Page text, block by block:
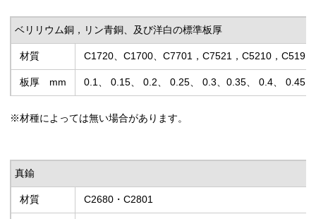
ベリリウム銅，リン青銅、及び洋白の標準板厚
材質 C1720、C1700、C7701，C7521，C5210，C5191
板厚 mm 0.1、 0.15、 0.2、 0.25、 0.3、0.35、 0.4、 0.45
※材種によっては無い場合があります。
真鍮
材質 C2680・C2801